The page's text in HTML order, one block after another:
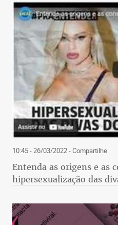
10:45 - 26/03/2022- Compartilhe
Entenda as origens e as
hipersexualização das